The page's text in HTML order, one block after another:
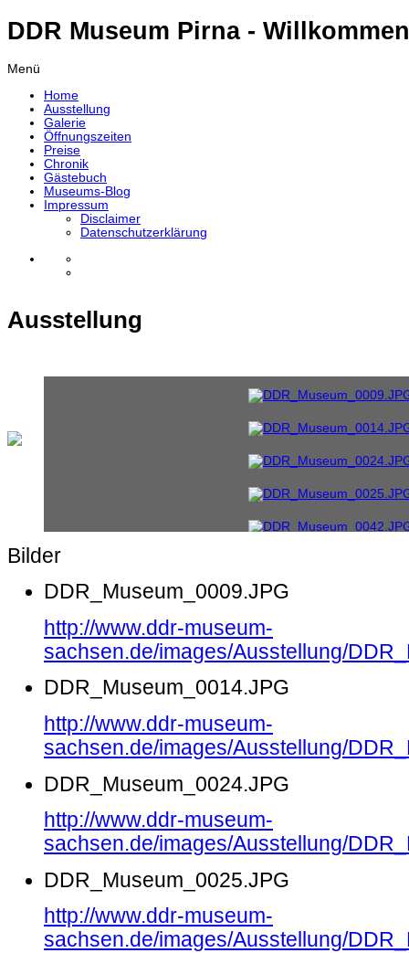
DDR Museum Pirna -
Menü
Home
Ausstellung
Galerie
Öffnungszeiten
Preise
Chronik
Gästebuch
Museums-Blog
Impressum
Disclaimer
Datenschutzerklärung
Ausstellung
Bilder
DDR_Museum_0009.JPG
http://www.ddr-museum-
sachsen.de/images/Ausstellung/
DDR_Museum_0014.JPG
http://www.ddr-museum-
sachsen.de/images/Ausstellung/
DDR_Museum_0024.JPG
http://www.ddr-museum-
sachsen.de/images/Ausstellung/
DDR_Museum_0025.JPG
http://www.ddr-museum-
sachsen.de/images/Ausstellung/